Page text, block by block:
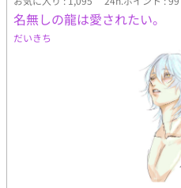
家から逃れ人知れず男の子（ノ
あることは秘匿とし、母の死の
は『男娼』と蔑まれることもあ
た。長年離島で暮らし、世間知
けないとばかりに、構い、溺愛
受け。受けを溺愛するスパダリ
ム※溺愛※執着※複数プレイあり
す※魔物討伐や陰謀により一部
たキーワードに地雷がある方はご
名無しの龍は愛されたい。
だいきち